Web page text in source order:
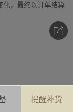
化，最终以订单结算
提醒补货